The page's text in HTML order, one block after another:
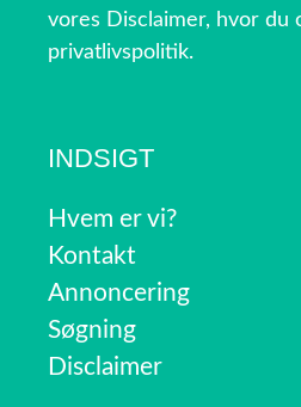
vores Disclaimer, hvor du
privatlivspolitik.
INDSIGT
Hvem er vi?
Kontakt
Annoncering
Søgning
Disclaimer